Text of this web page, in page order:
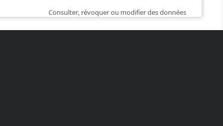
Consulter, révoquer ou modifier des données